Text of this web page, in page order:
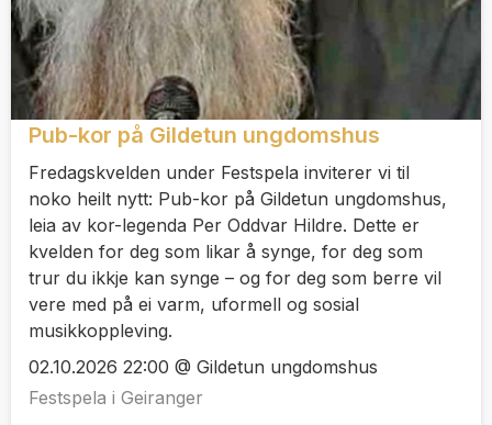
Pub-kor på Gildetun ungdomshus
Fredagskvelden under Festspela inviterer vi til
noko heilt nytt: Pub-kor på Gildetun ungdomshus,
leia av kor-legenda Per Oddvar Hildre. Dette er
kvelden for deg som likar å synge, for deg som
trur du ikkje kan synge – og for deg som berre vil
vere med på ei varm, uformell og sosial
musikkoppleving.
02.10.2026 22:00 @ Gildetun ungdomshus
Festspela i Geiranger